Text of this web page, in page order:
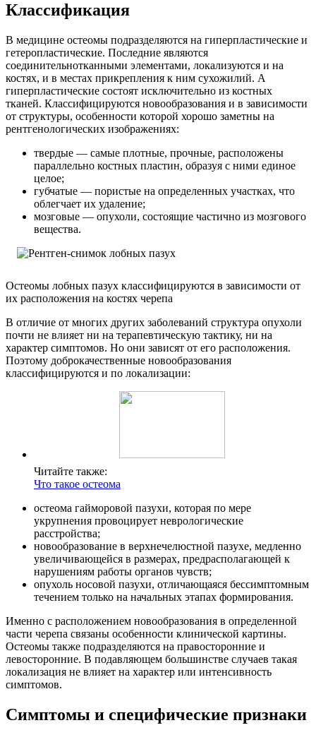
Классификация
В медицине остеомы подразделяются на гиперпластические и
гетеропластические. Последние являются
соединительнотканными элементами, локализуются и на
костях, и в местах прикрепления к ним сухожилий. А
гиперпластические состоят исключительно из костных
тканей. Классифицируются новообразования и в зависимости
от структуры, особенности которой хорошо заметны на
рентгенологических изображениях:
твердые — самые плотные, прочные, расположены
параллельно костных пластин, образуя с ними единое
целое;
губчатые — пористые на определенных участках, что
облегчает их удаление;
мозговые — опухоли, состоящие частично из мозгового
вещества.
Остеомы лобных пазух классифицируются в зависимости от
их расположения на костях черепа
В отличие от многих других заболеваний структура опухоли
почти не влияет ни на терапевтическую тактику, ни на
характер симптомов. Но они зависят от его расположения.
Поэтому доброкачественные новообразования
классифицируются и по локализации:
Читайте также:
Что такое остеома
остеома гайморовой пазухи, которая по мере
укрупнения провоцирует неврологические
расстройства;
новообразование в верхнечелюстной пазухе, медленно
увеличивающейся в размерах, предрасполагающей к
нарушениям работы органов чувств;
опухоль носовой пазухи, отличающаяся бессимптомным
течением только на начальных этапах формирования.
Именно с расположением новообразования в определенной
части черепа связаны особенности клинической картины.
Остеомы также подразделяются на правосторонние и
левосторонние. В подавляющем большинстве случаев такая
локализация не влияет на характер или интенсивность
симптомов.
Симптомы и специфические признаки